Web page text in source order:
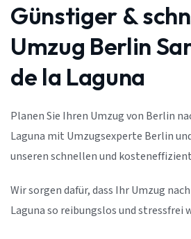
Günstiger &
Umzug Berlin
de la Laguna
Planen Sie Ihren Umzug von Berlin
Laguna mit Umzugsexperte Berlin
unseren schnellen und
Wir sorgen dafür, dass Ihr Umzug
Laguna so reibungslos und stressfrei